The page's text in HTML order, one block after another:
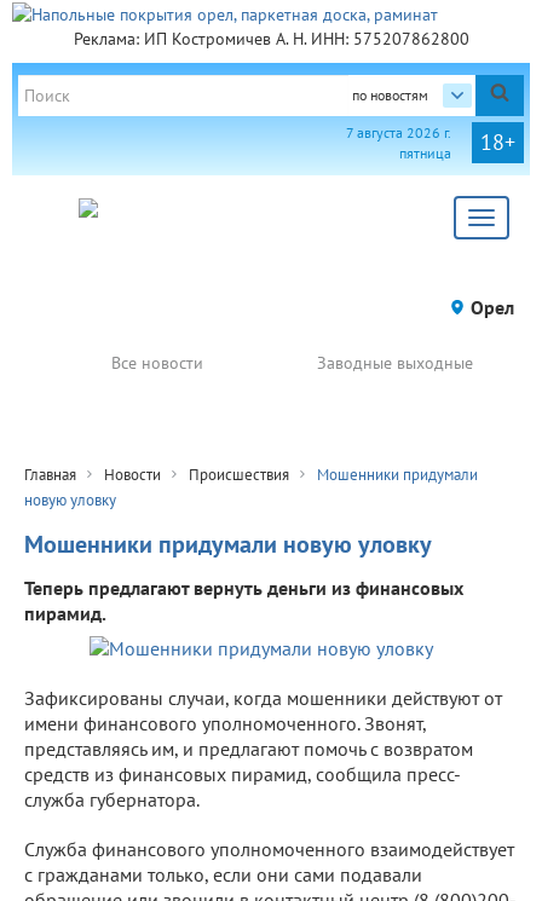
Реклама: ИП Костромичев А. Н. ИНН: 575207862800
по новостям
18+
7 августа 2026 г.
пятница
Toggle
Орел
Все новости Заводные выходные
Главная Новости Происшествия
Мошенники придумали
новую уловку
Мошенники придумали новую уловку
Теперь предлагают вернуть деньги из финансовых
пирамид.
Зафиксированы случаи, когда мошенники действуют от
имени финансового уполномоченного. Звонят,
представляясь им, и предлагают помочь с возвратом
средств из финансовых пирамид, сообщила пресс-
служба губернатора.
Служба финансового уполномоченного взаимодействует
с гражданами только, если они сами подавали